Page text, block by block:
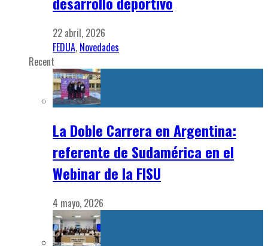
22 abril, 2026
FEDUA, Novedades
Recent
La Doble Carrera en Argentina:
referente de Sudamérica en el
Webinar de la FISU
4 mayo, 2026